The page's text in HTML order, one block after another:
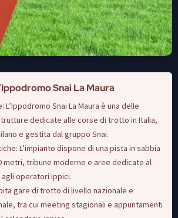
Snai La Maura
L’Ippodromo Snai La Maura è una delle
dedicate alle corse di trotto in Italia,
e gestita dal gruppo Snai.
L’impianto dispone di una pista in sabbia
metri, tribune moderne e aree dedicate al
operatori ippici.
gare di trotto di livello nazionale e
tra cui meeting stagionali e appuntamenti